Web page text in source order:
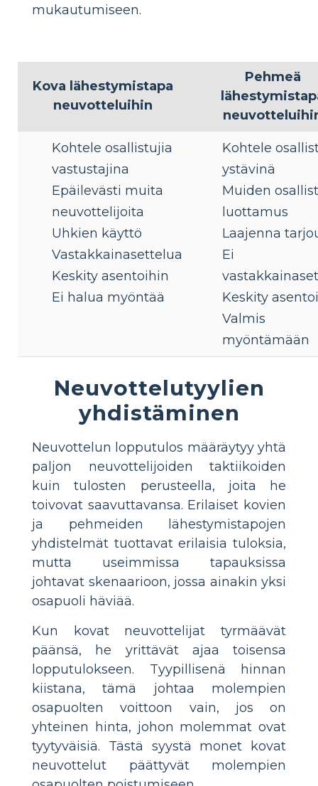
mukautumiseen.
Kova lähestymistapa
neuvotteluihin
Pehmeä
Kohtele osallistujia
vastustajina
Epäilevästi muita
neuvottelijoita
Uhkien käyttö
Vastakkainasettelua
Keskity asentoihin
Ei halua myöntää
Kohtele
ystävinä
Muiden
luottamus
Laajenna
Ei
Keskity
Valmis
myöntämään
Neuvottelutyylien
yhdistäminen
Neuvottelun lopputulos määräytyy yhtä
paljon neuvottelijoiden taktiikoiden
kuin tulosten perusteella, joita he
toivovat saavuttavansa. Erilaiset kovien
ja pehmeiden lähestymistapojen
yhdistelmät tuottavat erilaisia ​​tuloksia,
mutta useimmissa tapauksissa
johtavat skenaarioon, jossa ainakin yksi
osapuoli häviää.
Kun kovat neuvottelijat tyrmäävät
päänsä, he yrittävät ajaa toisensa
lopputulokseen. Tyypillisenä hinnan
kiistana, tämä johtaa molempien
osapuolten voittoon vain, jos on
yhteinen hinta, johon molemmat ovat
tyytyväisiä. Tästä syystä monet kovat
neuvottelut päättyvät molempien